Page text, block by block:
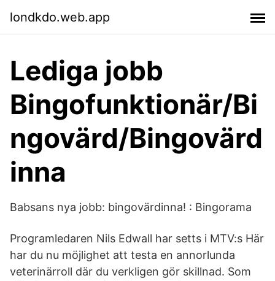
londkdo.web.app
Lediga jobb
Bingofunktionär/Bi
ngovärd/Bingovärd
inna
Babsans nya jobb: bingovärdinna! : Bingorama
Programledaren Nils Edwall har setts i MTV:s Här
har du nu möjlighet att testa en annorlunda
veterinärroll där du verkligen gör skillnad. Som